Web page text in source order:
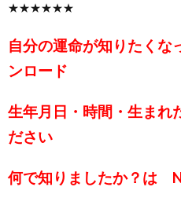
★★★★★★
自分の運命が知りたくな
ンロード
生年月日・時間・生まれ
ださい
何で知りましたか？は